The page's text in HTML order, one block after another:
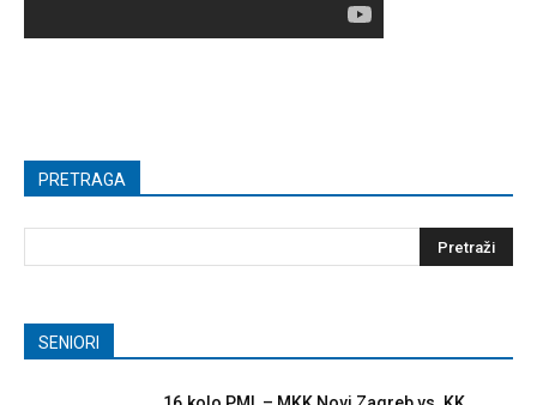
PRETRAGA
SENIORI